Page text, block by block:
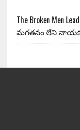
The Broken Men
మగతనం లేని